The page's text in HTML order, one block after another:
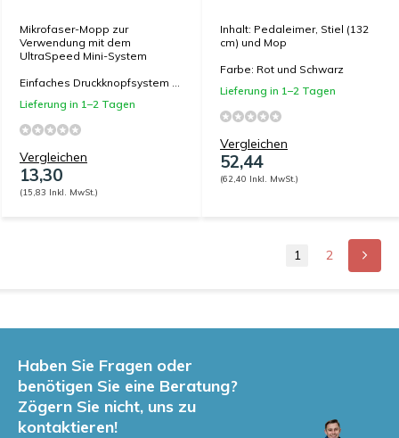
Mikrofaser-Mopp zur
Verwendung mit dem
UltraSpeed Mini-System
Einfaches Druckknopfsystem ...
Lieferung in 1–2 Tagen
Vergleichen
13,30
(15,83 Inkl. MwSt.)
Inhalt: Pedaleimer, Stiel (132
cm) und Mop
Farbe: Rot und Schwarz
Lieferung in 1–2 Tagen
Vergleichen
52,44
(62,40 Inkl. MwSt.)
1 2
Haben Sie Fragen oder
benötigen Sie eine Beratung?
Zögern Sie nicht, uns zu
kontaktieren!